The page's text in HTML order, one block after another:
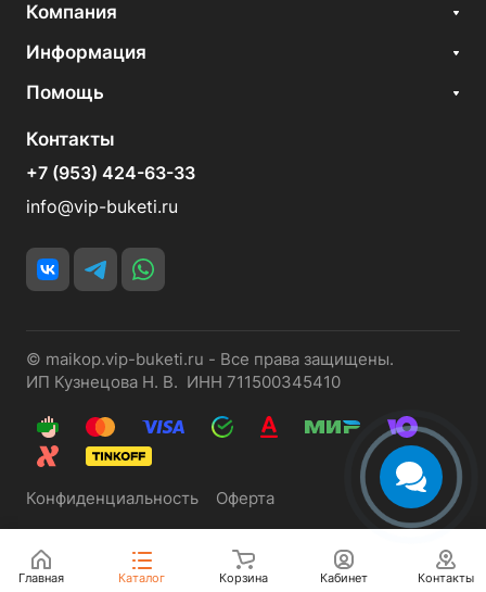
Компания
Информация
Помощь
Контакты
+7 (953) 424-63-33
info@vip-buketi.ru
© maikop.vip-buketi.ru - Все права защищены.
ИП Кузнецова Н. В. ИНН 711500345410
Конфиденциальность Оферта
Главная Каталог Корзина Кабинет Контакты